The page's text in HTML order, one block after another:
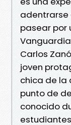
adentrarse
pasear por
Carlos
joven
chica de la
punto de
conocido